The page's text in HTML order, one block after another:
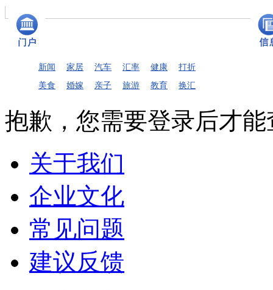
新闻 家居 汽车 汇率 健康
打折
美食
婚嫁 亲子 旅游 教育 换汇
抱歉，您需要登录后才能
关于我们
企业文化
常见问题
建议反馈